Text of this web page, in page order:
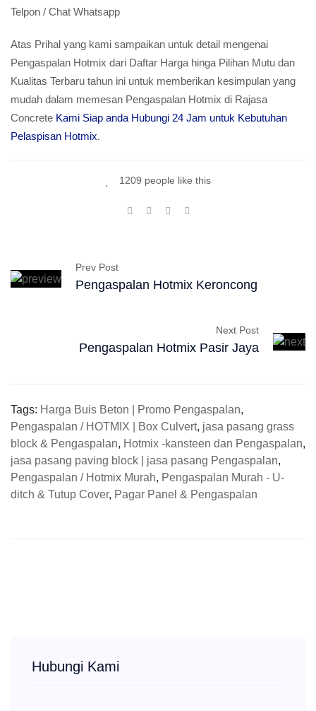
Telpon / Chat Whatsapp
Atas Prihal yang kami sampaikan untuk detail mengenai
Pengaspalan Hotmix dari Daftar Harga hinga Pilihan Mutu dan
Kualitas Terbaru tahun ini untuk memberikan kesimpulan yang
mudah dalam memesan Pengaspalan Hotmix di Rajasa
Concrete Kami Siap anda Hubungi 24 Jam untuk Kebutuhan
Pelaspisan Hotmix.
1209 people like this
Prev Post
Pengaspalan Hotmix Keroncong
Next Post
Pengaspalan Hotmix Pasir Jaya
Tags: Harga Buis Beton | Promo Pengaspalan,
Pengaspalan / HOTMIX | Box Culvert, jasa pasang grass
block & Pengaspalan, Hotmix -kansteen dan Pengaspalan,
jasa pasang paving block | jasa pasang Pengaspalan,
Pengaspalan / Hotmix Murah, Pengaspalan Murah - U-
ditch & Tutup Cover, Pagar Panel & Pengaspalan
Hubungi Kami